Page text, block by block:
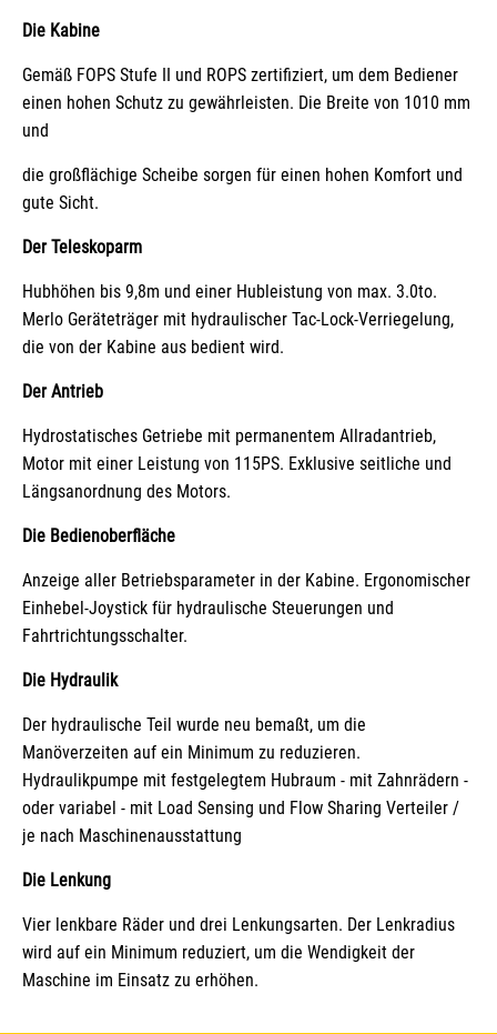
Die Kabine
Gemäß FOPS Stufe II und ROPS zertifiziert, um dem Bediener
einen hohen Schutz zu gewährleisten. Die Breite von 1010 mm
und
die großflächige Scheibe sorgen für einen hohen Komfort und
gute Sicht.
Der Teleskoparm
Hubhöhen bis 9,8m und einer Hubleistung von max. 3.0to.
Merlo Geräteträger mit hydraulischer Tac-Lock-Verriegelung,
die von der Kabine aus bedient wird.
Der Antrieb
Hydrostatisches Getriebe mit permanentem Allradantrieb,
Motor mit einer Leistung von 115PS. Exklusive seitliche und
Längsanordnung des Motors.
Die Bedienoberfläche
Anzeige aller Betriebsparameter in der Kabine. Ergonomischer
Einhebel-Joystick für hydraulische Steuerungen und
Fahrtrichtungsschalter.
Die Hydraulik
Der hydraulische Teil wurde neu bemaßt, um die
Manöverzeiten auf ein Minimum zu reduzieren.
Hydraulikpumpe mit festgelegtem Hubraum - mit Zahnrädern -
oder variabel - mit Load Sensing und Flow Sharing Verteiler /
je nach Maschinenausstattung
Die Lenkung
Vier lenkbare Räder und drei Lenkungsarten. Der Lenkradius
wird auf ein Minimum reduziert, um die Wendigkeit der
Maschine im Einsatz zu erhöhen.